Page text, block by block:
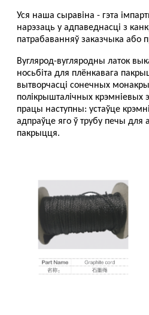
Уся наша сыравіна - гэта
нарэзаць у адпаведнасці з
патрабаванняў заказчыка або
Вуглярод-вугляродны латок
носьбіта для плёнкавага
вытворчасці сонечных
полікрышталічных
працы наступны: устаўце
адпраўце яго ў трубу печы для
пакрыцця.